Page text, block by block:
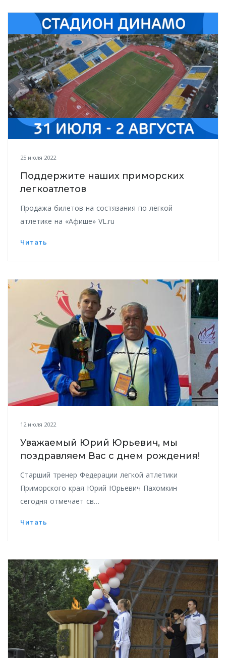
25 июля 2022
Поддержите наших приморских
легкоатлетов
Продажа билетов на состязания по лёгкой
атлетике на «Афише» VL.ru
Читать
12 июля 2022
Уважаемый Юрий Юрьевич, мы
поздравляем Вас с днем рождения!
Старший тренер Федерации легкой атлетики
Приморского края Юрий Юрьевич Пахомкин
сегодня отмечает св…
Читать